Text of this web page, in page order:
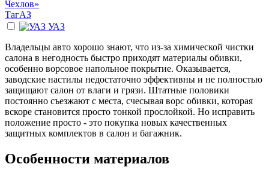
ТагАЗ
УАЗ
Владельцы авто хорошо знают, что из-за химической чистки
салона в негодность быстро приходят материалы обивки,
особенно ворсовое напольное покрытие. Оказывается,
заводские настилы недостаточно эффективны и не полностью
защищают салон от влаги и грязи. Штатные половики
постоянно съезжают с места, счесывая ворс обивки, которая
вскоре становится просто тонкой прослойкой. Но исправить
положение просто - это покупка новых качественных
защитных комплектов в салон и багажник.
Особенности материалов